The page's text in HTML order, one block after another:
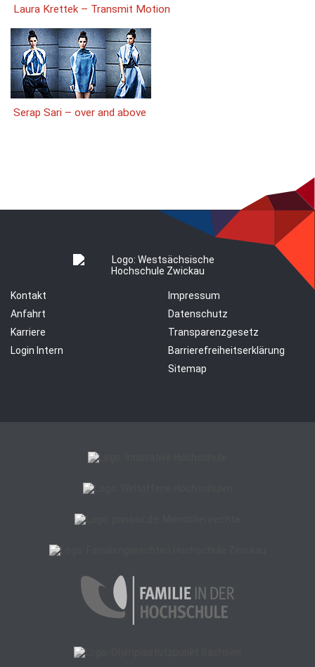
Laura Krettek – Transmit Motion
Serap Sari – over and above
Kontakt
Anfahrt
Karriere
Login Intern
Impressum
Datenschutz
Transparenzgesetz
Barrierefreiheitserklärung
Sitemap